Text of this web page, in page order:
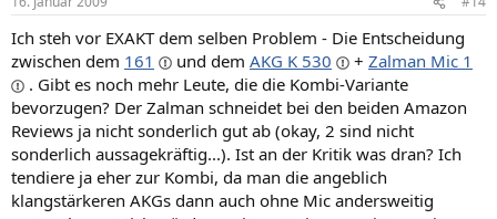
Ich steh vor EXAKT dem selben Problem - Die Entscheidung
zwischen dem 161 und dem AKG K 530 + Zalman Mic 1
. Gibt es noch mehr Leute, die die Kombi-Variante
bevorzugen? Der Zalman schneidet bei den beiden Amazon
Reviews ja nicht sonderlich gut ab (okay, 2 sind nicht
sonderlich aussagekräftig...). Ist an der Kritik was dran? Ich
tendiere ja eher zur Kombi, da man die angeblich
klangstärkeren AKGs dann auch ohne Mic andersweitig